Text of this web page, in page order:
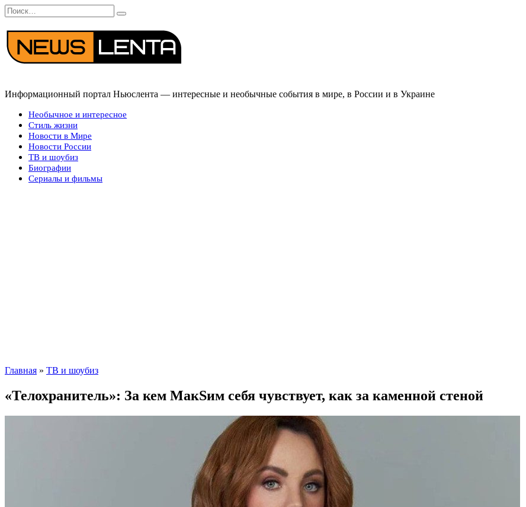
Перейти
к
содержанию
Search
for:
Информационный портал Ньюслента — интересные и необычные события в мире, в России и в Украине
Необычное и интересное
Стиль жизни
Новости в Мире
Новости России
ТВ и шоубиз
Биографии
Сериалы и фильмы
Главная » ТВ и шоубиз
«Телохранитель»: За кем МакSим себя чувствует, как за каменной стеной